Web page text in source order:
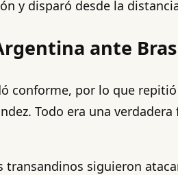
y disparó desde la
ante
conforme, por lo que
Todo era una
transandinos siguieron